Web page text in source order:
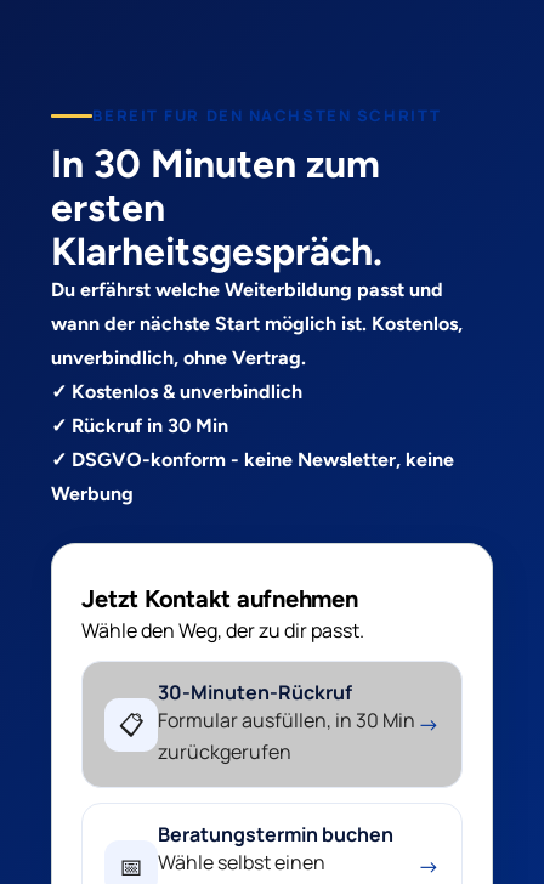
BEREIT FUR DEN NACHSTEN SCHRITT
In 30 Minuten zum
ersten
Klarheitsgespräch.
Du erfährst welche Weiterbildung passt und
wann der nächste Start möglich ist. Kostenlos,
unverbindlich, ohne Vertrag.
✓ Kostenlos & unverbindlich
✓ Rückruf in 30 Min
✓ DSGVO-konform - keine Newsletter, keine
Werbung
Jetzt Kontakt aufnehmen
Wähle den Weg, der zu dir passt.
📋
30-Minuten-Rückruf
Formular ausfüllen, in 30 Min
zurückgerufen
→
📅
Beratungstermin buchen
Wähle selbst einen
→